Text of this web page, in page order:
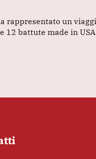
rappresentato un
12 battute made in